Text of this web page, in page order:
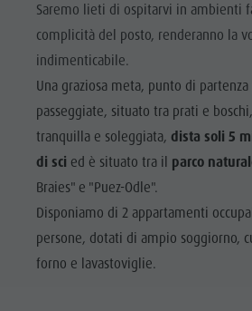
Saremo lieti di ospitarvi in ambienti
complicità del posto, renderanno la
indimenticabile.
Una graziosa meta, punto di
passeggiate, situato tra prati e
tranquilla e soleggiata, dista soli 5
di sci ed è situato tra il parco
Braies" e "Puez-Odle".
Disponiamo di 2 appartamenti
persone, dotati di ampio soggiorno,
forno e lavastoviglie.